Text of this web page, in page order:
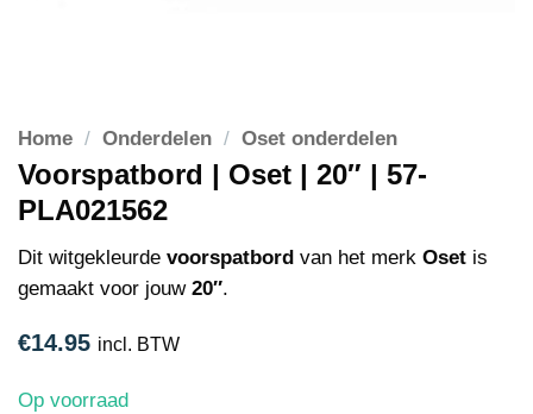
Home / Onderdelen / Oset onderdelen
Voorspatbord | Oset | 20″ | 57-
PLA021562
Dit witgekleurde voorspatbord van het merk Oset is
gemaakt voor jouw 20″.
€14.95 incl. BTW
Op voorraad